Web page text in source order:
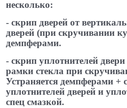
несколько:
- скрип дверей от
дверей (при скручивании
демпферами.
- скрип уплотнителей
рамки стекла при
Устраняется демпферами +
уплотнителей дверей и
спец ​смазкой.